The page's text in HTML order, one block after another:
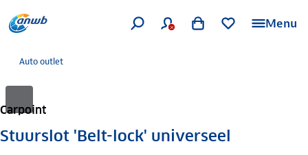
Menu
Auto outlet
Carpoint
Stuurslot 'Belt-lock' universeel